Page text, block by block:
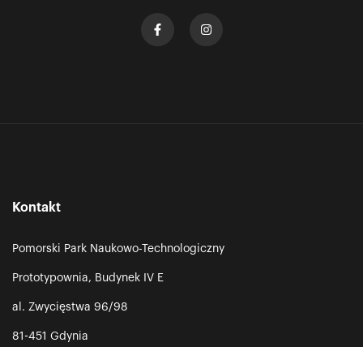
Kontakt
Pomorski Park Naukowo-Technologiczny
Prototypownia, Budynek IV E
al. Zwycięstwa 96/98
81-451 Gdynia